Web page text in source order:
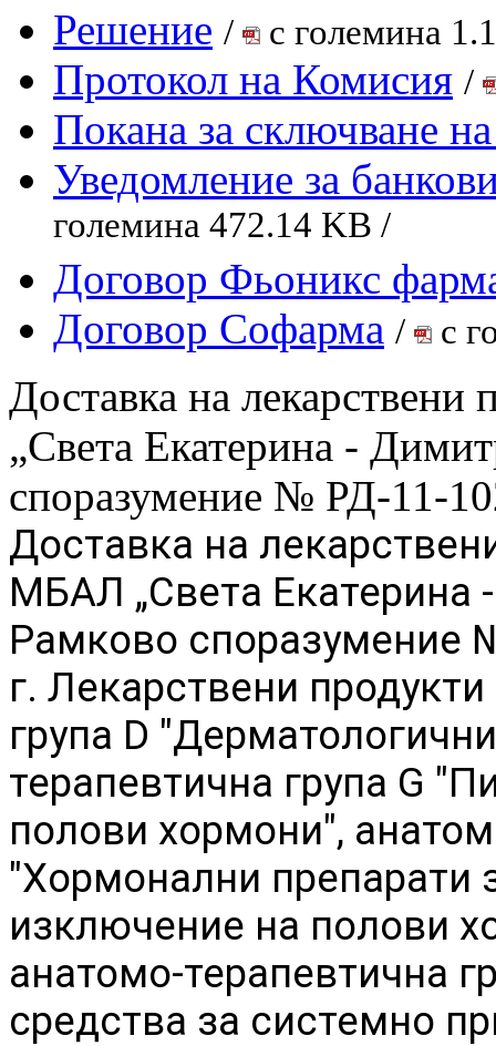
Решение / с големина
Протокол на Комисия /
Покана за сключване
Уведомление за
големина 472.14 KB /
Договор Фьоникс
Договор Софарма / с
Доставка на
„Света Екатерина -
споразумение № РД-11-
Доставка на
МБАЛ „Света Екатерина
Рамково споразумение
г. Лекарствени
група D
терапевтична група G
полови хормони",
"Хормонални препарати
изключение на полови
анатомо-терапевтична
средства за системно